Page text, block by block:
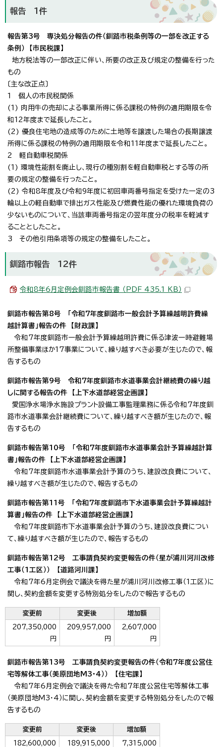
報告 1件
報告第3号 専決処分報告の件（釧路市税条例等の一部を改正する
条例） 【市民税課】
地方税法等の一部改正に伴い、所要の改正及び規定の整備を行った
もの
〔主な改正点〕
1 個人の市民税関係
(1) 肉用牛の売却による事業所得に係る課税の特例の適用期限を令
和12年度まで延長したこと。
(2) 優良住宅地の造成等のために土地等を譲渡した場合の長期譲渡
所得に係る課税の特例の適用期限を令和11年度まで延長したこと。
2 軽自動車税関係
(1) 環境性能割を廃止し、現行の種別割を軽自動車税とする等の所
要の規定の整備を行ったこと。
(2) 令和8年度及び令和9年度に初回車両番号指定を受けた一定の3
輪以上の軽自動車で排出ガス性能及び燃費性能の優れた環境負荷の
少ないものについて、当該車両番号指定の翌年度分の税率を軽減す
ることとしたこと。
3 その他引用条項等の規定の整備をしたこと。
釧路市報告 12件
令和8年6月定例会釧路市報告書 （PDF 435.1 KB）
釧路市報告第8号 「令和7年度釧路市一般会計予算繰越明許費繰
越計算書」報告の件 【財政課】
令和7年度釧路市一般会計予算繰越明許費に係る津波一時避難場
所整備事業ほか17事業について、繰り越すべき必要が生じたので、報
告するもの
釧路市報告第9号 令和7年度釧路市水道事業会計継続費の繰り越
しに関する報告の件 【上下水道部経営企画課】
愛国浄水場浄水施設プラント設備工事監理業務に係る令和7年度釧
路市水道事業会計継続費について、繰り越すべき額が生じたので、報
告するもの
釧路市報告第10号 「令和7年度釧路市水道事業会計予算繰越計算
書」報告の件 【上下水道部経営企画課】
令和7年度釧路市水道事業会計予算のうち、建設改良費について、
繰り越すべき額が生じたので、報告するもの
釧路市報告第11号 「令和7年度釧路市下水道事業会計予算繰越計
算書」報告の件 【上下水道部経営企画課】
令和7年度釧路市下水道事業会計予算のうち、建設改良費につい
て、繰り越すべき額が生じたので、報告するもの
釧路市報告第12号 工事請負契約変更報告の件（星が浦川河川改修
工事（1工区）） 【道路河川課】
令和7年6月定例会で議決を得た星が浦川河川改修工事（1工区）に
関し、契約金額を変更する特別処分をしたので報告するもの
変更前 変更後 増加額
207,350,000
円
209,957,000
円
2,607,000
円
釧路市報告第13号 工事請負契約変更報告の件（令和7年度公営住
宅等解体工事（美原団地M3・4）） 【住宅課】
令和7年6月定例会で議決を得た令和7年度公営住宅等解体工事
（美原団地M3・4）に関し、契約金額を変更する特別処分をしたので報
告するもの
変更前 変更後 増加額
182,600,000
189,915,000
7,315,000